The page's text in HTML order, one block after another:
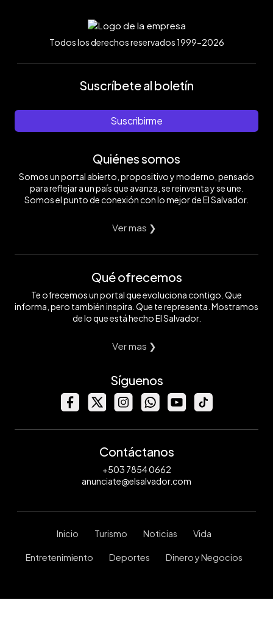
Todos los derechos reservados 1999-2026
Suscríbete al boletín
Suscribirme
Quiénes somos
Somos un portal abierto, propositivo y moderno, pensado
para reflejar a un país que avanza, se reinventa y se une.
Somos el punto de conexión con lo mejor de El Salvador.
Ver mas ❯
Qué ofrecemos
Te ofrecemos un portal que evoluciona contigo. Que
informa, pero también inspira. Que te representa. Mostramos
de lo que está hecho El Salvador.
Ver mas ❯
Síguenos
Contáctanos
+503 7854 0662
anunciate@elsalvador.com
Inicio Turismo Noticias Vida
Entretenimiento Deportes Dinero y Negocios